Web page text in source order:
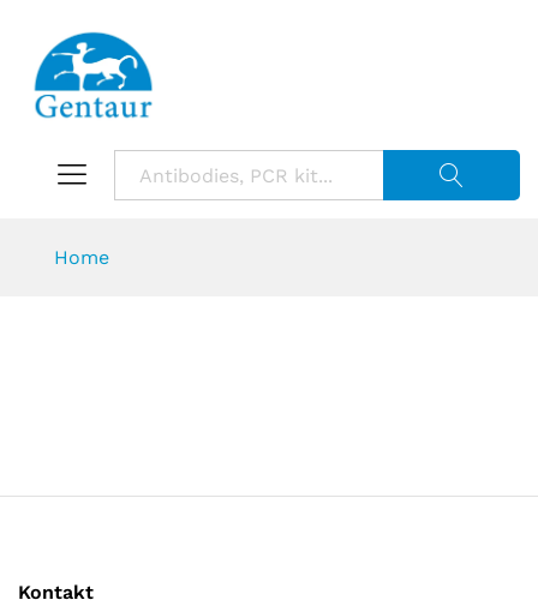
Home
Kontakt